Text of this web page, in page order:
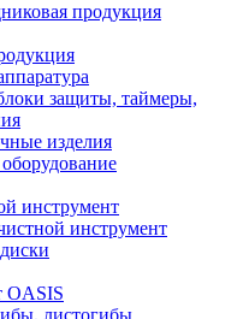
продукция
защиты, таймеры,
изделия
инструмент
инструмент
OASIS
листогибы